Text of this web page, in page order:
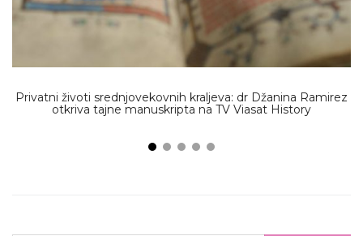
Privatni životi srednjovekovnih kraljeva: dr Džanina Ramirez
otkriva tajne manuskripta na TV Viasat History